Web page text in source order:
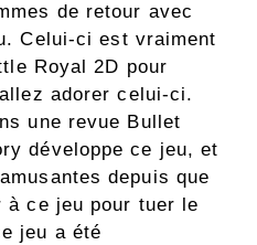
de retour avec
Celui-ci est vraiment
Royal 2D pour
adorer celui-ci.
une revue Bullet
développe ce jeu, et
depuis que
à ce jeu pour tuer le
jeu a été